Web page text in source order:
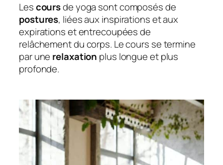
Lescoursde yoga sont composés de
postures, liées aux inspirations et aux
expirations et entrecoupées de
relâchement du corps. Le cours se termine
par une relaxation plus longue et plus
profonde.